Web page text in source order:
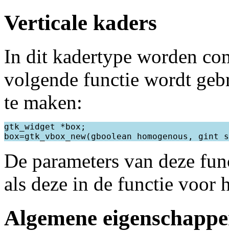
Verticale kaders
In dit kadertype worden
volgende functie wordt
te maken:
gtk_widget *box;
De parameters van deze
als deze in de functie voor
Algemene